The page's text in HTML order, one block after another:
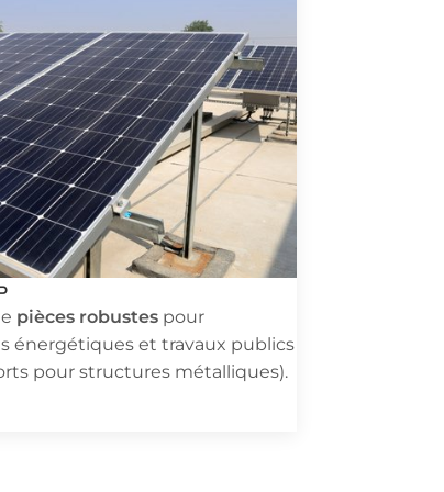
pièces robustes pour
énergétiques et travaux publics
pour structures métalliques).